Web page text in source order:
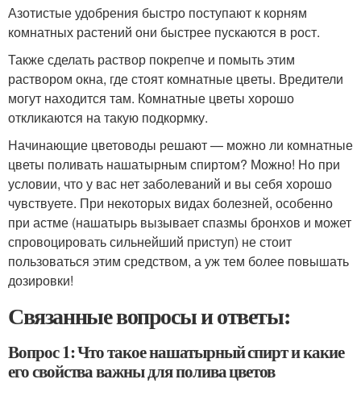
Азотистые удобрения быстро поступают к корням
комнатных растений они быстрее пускаются в рост.
Также сделать раствор покрепче и помыть этим
раствором окна, где стоят комнатные цветы. Вредители
могут находится там. Комнатные цветы хорошо
откликаются на такую подкормку.
Начинающие цветоводы решают — можно ли комнатные
цветы поливать нашатырным спиртом? Можно! Но при
условии, что у вас нет заболеваний и вы себя хорошо
чувствуете. При некоторых видах болезней, особенно
при астме (нашатырь вызывает спазмы бронхов и может
спровоцировать сильнейший приступ) не стоит
пользоваться этим средством, а уж тем более повышать
дозировки!
Связанные вопросы и ответы:
Вопрос 1: Что такое нашатырный спирт и какие
его свойства важны для полива цветов